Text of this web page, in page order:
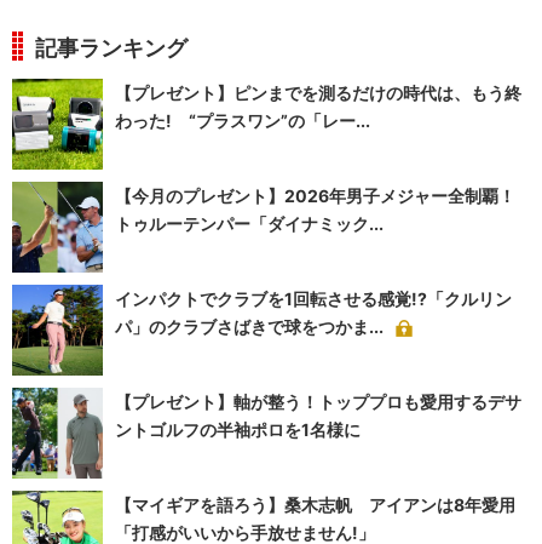
記事ランキング
【プレゼント】ピンまでを測るだけの時代は、もう終
わった! “プラスワン”の「レー...
【今月のプレゼント】2026年男子メジャー全制覇！
トゥルーテンパー「ダイナミック...
インパクトでクラブを1回転させる感覚!?「クルリン
パ」のクラブさばきで球をつかま...
【プレゼント】軸が整う！トッププロも愛用するデサ
ントゴルフの半袖ポロを1名様に
【マイギアを語ろう】桑木志帆 アイアンは8年愛用
「打感がいいから手放せません!」